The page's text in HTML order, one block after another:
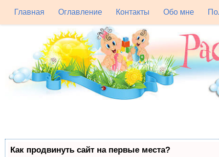
Главная Оглавление Контакты Обо мне
Как продвинуть сайт на первые места?